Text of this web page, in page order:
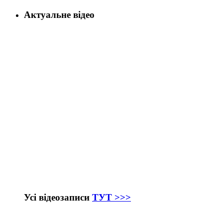
Актуальне відео
Усі відеозаписи ТУТ >>>